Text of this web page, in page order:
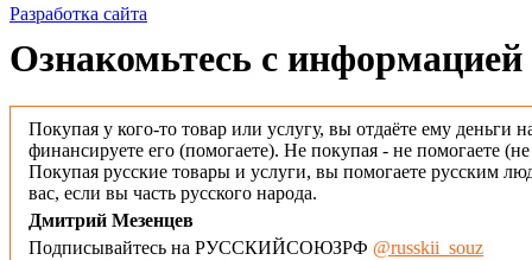
Разработка сайта
Ознакомьтесь с информацией
Покупая у кого-то товар или услугу, вы отдаёте ему деньги
финансируете его (помогаете). Не покупая - не помогаете
Покупая русские товары и услуги, вы помогаете русским
вас, если вы часть русского народа.
Дмитрий Мезенцев
Подписывайтесь на РУССКИЙСОЮЗРФ @russkii_souz